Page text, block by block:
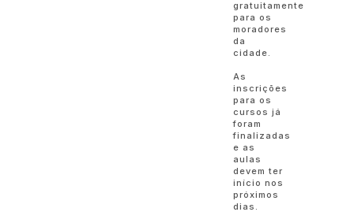
gratuitamente
para os
moradores
da
cidade.
As
inscrições
para os
cursos já
foram
finalizadas
e as
aulas
devem ter
início nos
próximos
dias.